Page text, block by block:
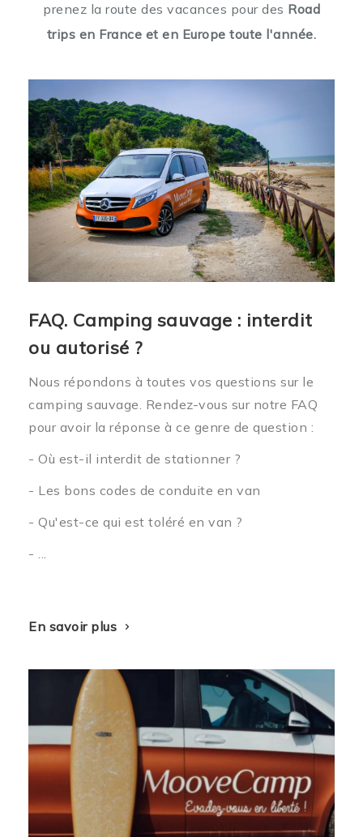
prenez la route des vacances pour des Road
trips en France et en Europe toute l'année.
FAQ. Camping sauvage : interdit
ou autorisé ?
Nous répondons à toutes vos questions sur le
camping sauvage. Rendez-vous sur notre FAQ
pour avoir la réponse à ce genre de question :
- Où est-il interdit de stationner ?
- Les bons codes de conduite en van
- Qu'est-ce qui est toléré en van ?
- ...
En savoir plus